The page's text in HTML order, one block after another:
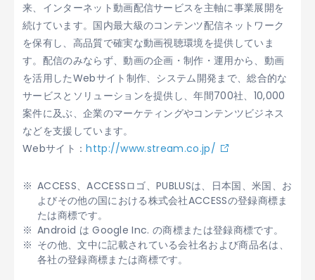
来、インターネット動画配信サービスを主軸に事業展開を
続けています。国内最大級のコンテンツ配信ネットワーク
を保有し、高品質で確実な動画視聴環境を提供していま
す。配信のみならず、動画の企画・制作・運用から、動画
を活用したWebサイト制作、システム開発まで、総合的な
サービスとソリューションを提供し、年間700社、10,000
案件に及ぶ、企業のマーケティングやコンテンツビジネス
などを支援しています。
Webサイト：http://www.stream.co.jp/
ACCESS、ACCESSロゴ、PUBLUSは、日本国、米国、お
よびその他の国における株式会社ACCESSの登録商標ま
たは商標です。
Android は Google Inc. の商標または登録商標です。
その他、文中に記載されている会社名および商品名は、
各社の登録商標または商標です。